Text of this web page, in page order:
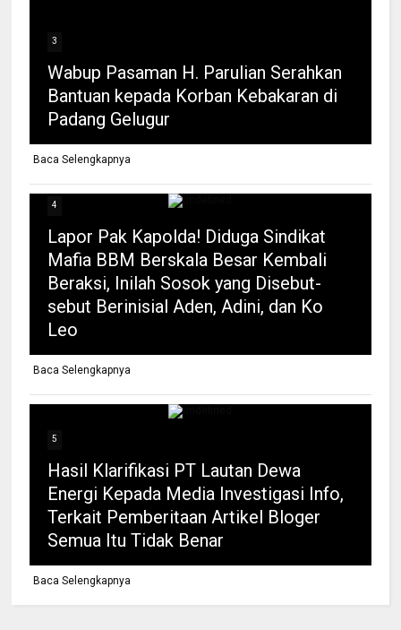
3
Wabup Pasaman H. Parulian Serahkan
Bantuan kepada Korban Kebakaran di
Padang Gelugur
Baca Selengkapnya
4
Lapor Pak Kapolda! Diduga Sindikat
Mafia BBM Berskala Besar Kembali
Beraksi, Inilah Sosok yang Disebut-
sebut Berinisial Aden, Adini, dan Ko
Leo
Baca Selengkapnya
5
Hasil Klarifikasi PT Lautan Dewa
Energi Kepada Media Investigasi Info,
Terkait Pemberitaan Artikel Bloger
Semua Itu Tidak Benar
Baca Selengkapnya